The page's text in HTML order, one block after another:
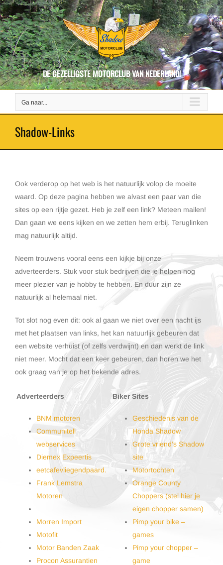
Ga
naar
inhoud
DE GEZELLIGSTE MOTORCLUB VAN NEDERLAND!
Ga naar...
Shadow-Links
Ook verderop op het web is het natuurlijk volop de moeite
waard. Op deze pagina hebben we alvast een paar van die
sites op een rijtje gezet. Heb je zelf een link? Meteen mailen!
Dan gaan we eens kijken en we zetten hem erbij. Teruglinken
mag natuurlijk altijd.
Neem trouwens vooral eens een kijkje bij onze
adverteerders. Stuk voor stuk bedrijven die je helpen nog
meer plezier van je hobby te hebben. En duur zijn ze
natuurlijk al helemaal niet.
Tot slot nog even dit: ook al gaan we niet over een nacht ijs
met het plaatsen van links, het kan natuurlijk gebeuren dat
een website verhuist (of zelfs verdwijnt) en dan werkt de link
niet meer. Mocht dat een keer gebeuren, dan horen we het
ook graag van je op het bekende adres.
Adverteerders Biker Sites
BNM motoren
Communitell
webservices
Diemex Expeertis
eetcafevliegendpaard.
Frank Lemstra
Motoren
Morren Import
Motofit
Motor Banden Zaak
Procon Assurantien
Geschiedenis van de
Honda Shadow
Grote vriend’s Shadow
site
Motortochten
Orange County
Choppers (stel hier je
eigen chopper samen)
Pimp your bike –
games
Pimp your chopper –
game